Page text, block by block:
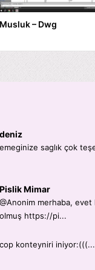
Musluk – Dwg
deniz
emeginize saglık çok
Pislik Mimar
@Anonim merhaba, evet
olmuş https://pi...
cop konteyniri iniyor:(((...